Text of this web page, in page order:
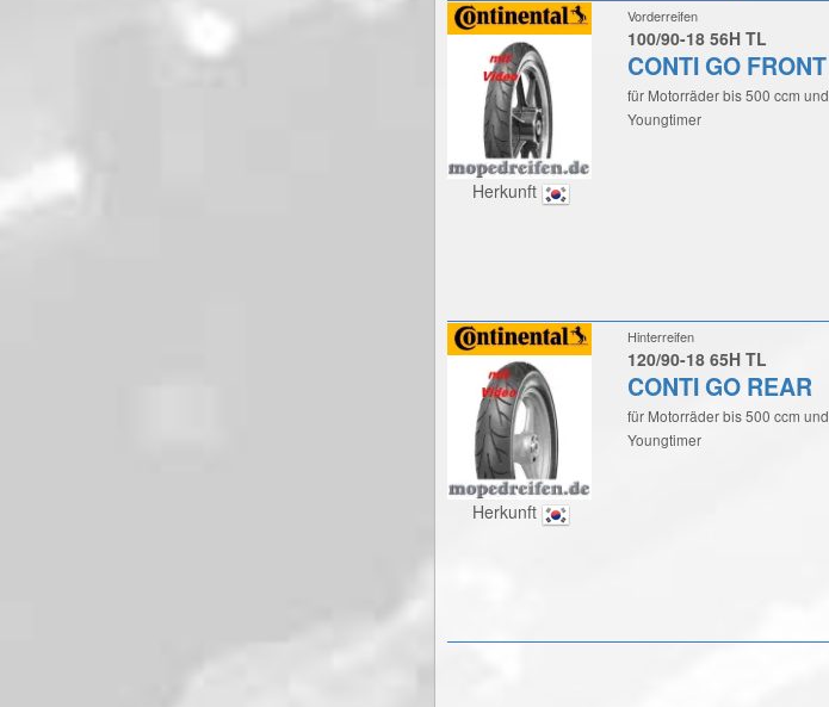
Herkunft
Vorderreifen
100/90-18 56H TL
CONTI GO FRONT
für Motorräder bis 500 ccm und
Youngtimer
Herkunft
Hinterreifen
120/90-18 65H TL
CONTI GO REAR
für Motorräder bis 500 ccm und
Youngtimer